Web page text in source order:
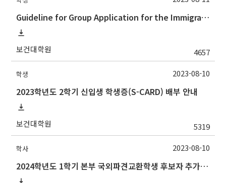
Guideline for Group Application for the Immigration Services
보건대학원 4657
학생
2023학년도 2학기 신입생 학생증(S-CARD) 배부 안내
보건대학원 5319
2023-08-10
학사
2024학년도 1학기 본부 국외파견교환학생 후보자 추가모집 안내
2023-08-10